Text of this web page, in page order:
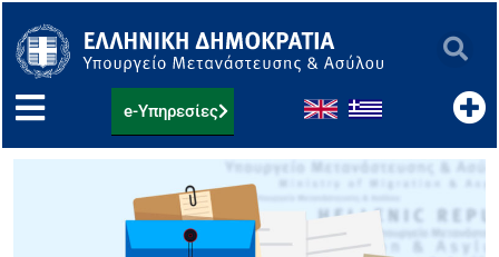
στο
περιεχόμενο
e-Υπηρεσίες